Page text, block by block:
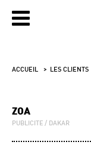
ACCUEIL LES CLIENTS
ZOA
PUBLICITE DAKAR